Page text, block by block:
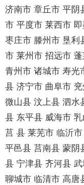
济南市 章丘市 平阴
市 平度市 莱西市
枣庄市 滕州市 垦利
市 莱州市 招远市
青州市 诸城市 寿光
县 济宁市 曲阜市
微山县 汶上县 泗水
县 东平县 威海市
莒 县 莱芜市 临沂
平邑县 莒南县 蒙阴
县 宁津县 齐河县
聊城市 临清市 高唐